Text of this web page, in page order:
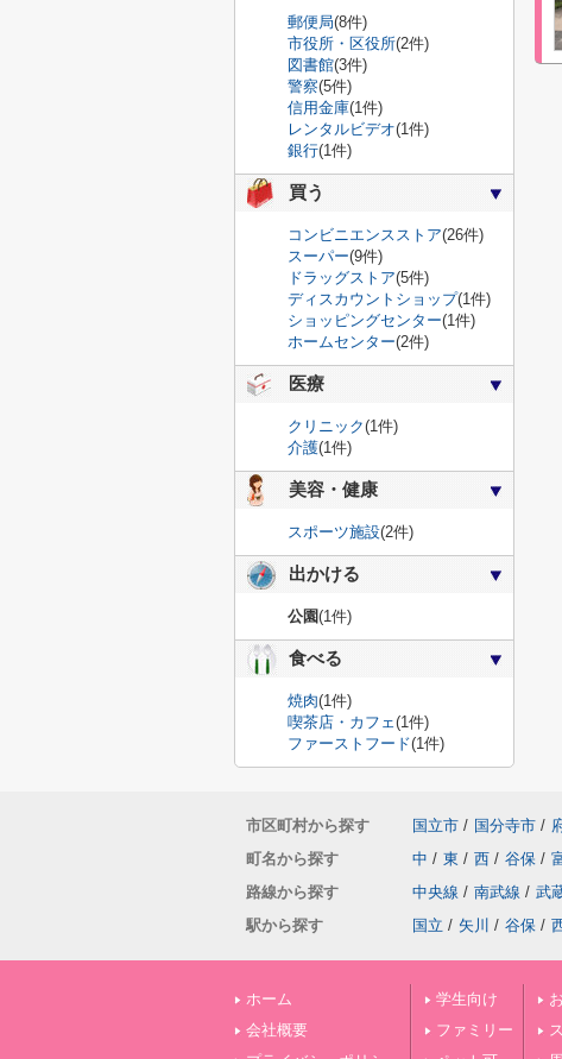
郵便局(8件)
市役所・区役所(2件)
図書館(3件)
警察(5件)
信用金庫(1件)
レンタルビデオ(1件)
銀行(1件)
買う
コンビニエンスストア(26件)
スーパー(9件)
ドラッグストア(5件)
ディスカウントショップ(1件)
ショッピングセンター(1件)
ホームセンター(2件)
医療
クリニック(1件)
介護(1件)
美容・健康
スポーツ施設(2件)
出かける
公園(1件)
食べる
焼肉(1件)
喫茶店・カフェ(1件)
ファーストフード(1件)
市区町村から探す 国立市 / 国分寺市 /
町名から探す
中 / 東 / 西 / 谷保 /
路線から探す
中央線 / 南武線 / 武
駅から探す
国立 / 矢川 / 谷保 /
ホーム
会社概要
学生向け
ファミリー